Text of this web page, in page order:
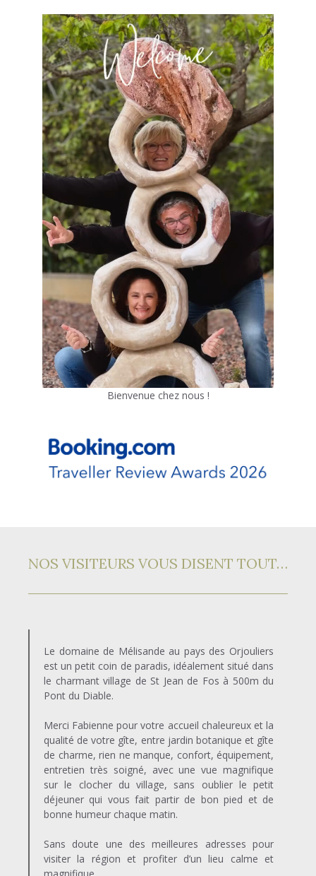
Bienvenue chez nous !
NOS VISITEURS VOUS DISENT TOUT…
Le domaine de Mélisande au pays des Orjouliers
est un petit coin de paradis, idéalement situé dans
le charmant village de St Jean de Fos à 500m du
Pont du Diable.
Merci Fabienne pour votre accueil chaleureux et la
qualité de votre gîte, entre jardin botanique et gîte
de charme, rien ne manque, confort, équipement,
entretien très soigné, avec une vue magnifique
sur le clocher du village, sans oublier le petit
déjeuner qui vous fait partir de bon pied et de
bonne humeur chaque matin.
Sans doute une des meilleures adresses pour
visiter la région et profiter d’un lieu calme et
magnifique.